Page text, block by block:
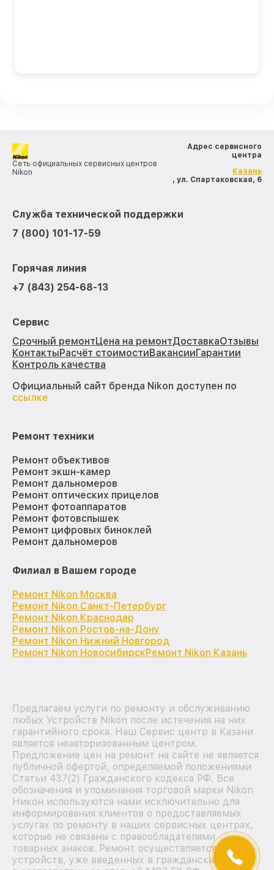
Сеть официальных сервисных центров
Nikon
Адрес сервисного
центра
Казань
, ул. Спартаковская, 6
Служба технической поддержки
7 (800) 101-17-59
Горячая линия
+7 (843) 254-68-13
Сервис
Срочный ремонтЦена на ремонтДоставкаОтзывы
КонтактыРасчёт стоимостиВакансииГарантии
Контроль качества
Официальный сайт бренда Nikon доступен по
ссылке
Ремонт техники
Ремонт объективов
Ремонт экшн-камер
Ремонт дальномеров
Ремонт оптических прицелов
Ремонт фотоаппаратов
Ремонт фотовспышек
Ремонт цифровых биноклей
Ремонт дальномеров
Филиал в Вашем городе
Ремонт Nikon Москва
Ремонт Nikon Санкт-Петербург
Ремонт Nikon Краснодар
Ремонт Nikon Ростов-на-Дону
Ремонт Nikon Нижний Новгород
Ремонт Nikon НовосибирскРемонт Nikon Казань
Предлагаем услуги по ремонту и обслуживанию
любых Устройств Nikon после истечения на них
гарантийного срока. Наш Сервис центр в Казани
является неавторизованным центром.
Предложение цен на ремонт на сайте не является
публичной офертой, определяемой положениями
Статьи 437(2) Гражданского кодекса РФ. Все
обозначения и упоминания торговой марки Nikon
Никон используются нами исключительно для
информирования клиентов о предоставляемых
услугах по ремонту в наших сервисных центрах,
которые не связаны с правообладателями
товарных знаков. Ремонт осуществляется для
устройств, уже введенных в гражданский оборот